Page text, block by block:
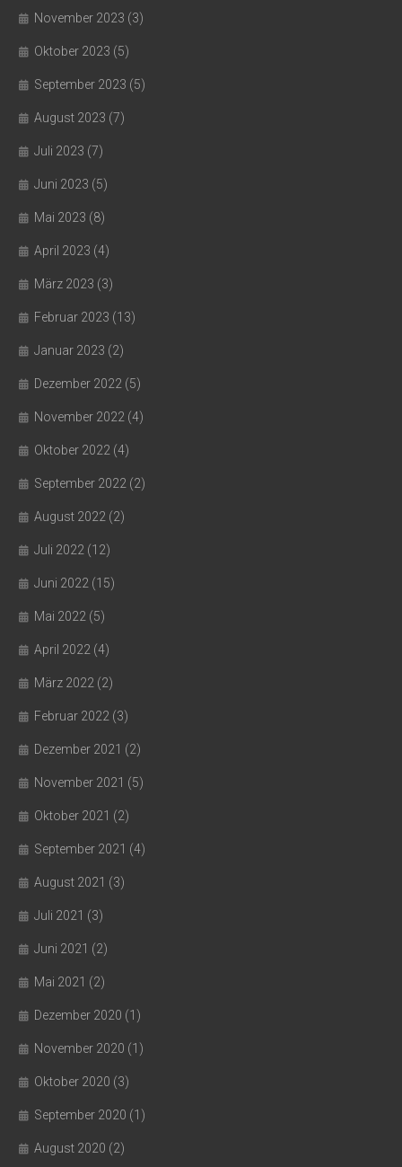
November 2023 (3)
Oktober 2023 (5)
September 2023 (5)
August 2023 (7)
Juli 2023 (7)
Juni 2023 (5)
Mai 2023 (8)
April 2023 (4)
März 2023 (3)
Februar 2023 (13)
Januar 2023 (2)
Dezember 2022 (5)
November 2022 (4)
Oktober 2022 (4)
September 2022 (2)
August 2022 (2)
Juli 2022 (12)
Juni 2022 (15)
Mai 2022 (5)
April 2022 (4)
März 2022 (2)
Februar 2022 (3)
Dezember 2021 (2)
November 2021 (5)
Oktober 2021 (2)
September 2021 (4)
August 2021 (3)
Juli 2021 (3)
Juni 2021 (2)
Mai 2021 (2)
Dezember 2020 (1)
November 2020 (1)
Oktober 2020 (3)
September 2020 (1)
August 2020 (2)